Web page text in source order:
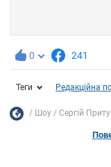
0 241
Теги Редакційна
Шоу Сергій